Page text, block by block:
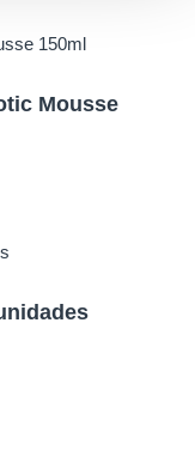
Mousse